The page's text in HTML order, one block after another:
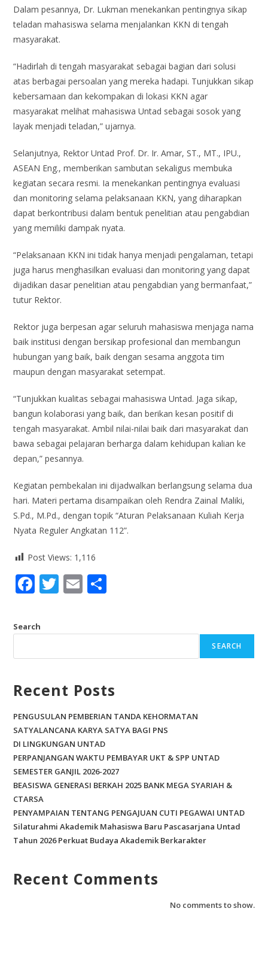
Dalam pesannya, Dr. Lukman menekankan pentingnya sikap
teladan mahasiswa selama menjalankan KKN di tengah
masyarakat.
“Hadirlah di tengah masyarakat sebagai bagian dari solusi
atas berbagai persoalan yang mereka hadapi. Tunjukkan sikap
kebersamaan dan kekompakan di lokasi KKN agar
masyarakat melihat mahasiswa Untad sebagai sosok yang
layak menjadi teladan,” ujarnya.
Selanjutnya, Rektor Untad Prof. Dr. Ir. Amar, ST., MT., IPU.,
ASEAN Eng., memberikan sambutan sekaligus membuka
kegiatan secara resmi. Ia menekankan pentingnya evaluasi
dan monitoring selama pelaksanaan KKN, yang diharapkan
dapat berkontribusi dalam bentuk penelitian atau pengabdian
yang memiliki dampak nyata.
“Pelaksanaan KKN ini tidak hanya menjadi pengalaman, tetapi
juga harus menghasilkan evaluasi dan monitoring yang dapat
dijadikan dasar penelitian atau pengabdian yang bermanfaat,”
tutur Rektor.
Rektor juga berpesan agar seluruh mahasiswa menjaga nama
baik institusi dengan bersikap profesional dan membangun
hubungan yang baik, baik dengan sesama anggota tim
maupun dengan masyarakat setempat.
“Tunjukkan kualitas sebagai mahasiswa Untad. Jaga sikap,
bangun kolaborasi yang baik, dan berikan kesan positif di
tengah masyarakat. Ambil nilai-nilai baik dari masyarakat dan
bawa sebagai pelajaran berharga dalam kehidupan kalian ke
depan,” pesannya.
Kegiatan pembekalan ini dijadwalkan berlangsung selama dua
hari. Materi pertama disampaikan oleh Rendra Zainal Maliki,
S.Pd., M.Pd., dengan topik “Aturan Pelaksanaan Kuliah Kerja
Nyata Reguler Angkatan 112”.
Post Views: 1,116
F
e
b
o
k
T
er
E
l e
Search
SEARCH
Recent Posts
PENGUSULAN PEMBERIAN TANDA KEHORMATAN
SATYALANCANA KARYA SATYA BAGI PNS
DI LINGKUNGAN UNTAD
PERPANJANGAN WAKTU PEMBAYAR UKT & SPP UNTAD
SEMESTER GANJIL 2026-2027
BEASISWA GENERASI BERKAH 2025 BANK MEGA SYARIAH &
CTARSA
PENYAMPAIAN TENTANG PENGAJUAN CUTI PEGAWAI UNTAD
Silaturahmi Akademik Mahasiswa Baru Pascasarjana Untad
Tahun 2026 Perkuat Budaya Akademik Berkarakter
Recent Comments
No comments to show.